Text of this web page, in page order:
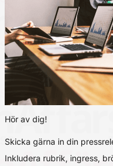
Hör av dig!
Skicka gärna in din
Inkludera rubrik, ingress,